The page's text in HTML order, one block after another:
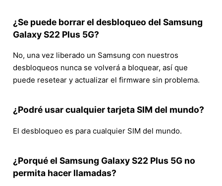
¿Se puede borrar el desbloqueo del Samsung
Galaxy S22 Plus 5G?
No, una vez liberado un Samsung con nuestros
desbloqueos nunca se volverá a bloquear, así que
puede resetear y actualizar el firmware sin problema.
¿Podré usar cualquier tarjeta SIM del mundo?
El desbloqueo es para cualquier SIM del mundo.
¿Porqué el Samsung Galaxy S22 Plus 5G no
permita hacer llamadas?